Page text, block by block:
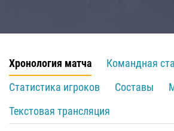
Хронология матча
Командная
Статистика игроков
Составы
Текстовая трансляция